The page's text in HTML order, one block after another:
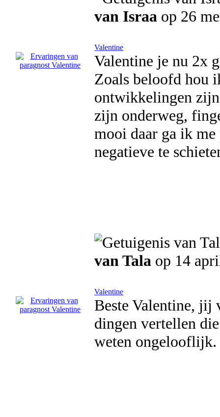
van Israa op 26
Valentine
Valentine je nu 2x
Zoals beloofd hou
ontwikkelingen
zijn onderweg,
mooi daar ga ik me
negatieve te
van Tala op 14
Valentine
Beste Valentine, jij
dingen vertellen
weten